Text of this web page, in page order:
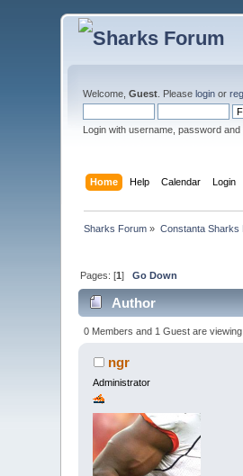
Welcome,Guest . Pleaselogin or
Login with username, password
Home Help Calendar Login
Sharks Forum » Constanta Sharks
Pages: [1]Go Down
Author
0 Members and 1 Guest are viewing
ngr
Administrator